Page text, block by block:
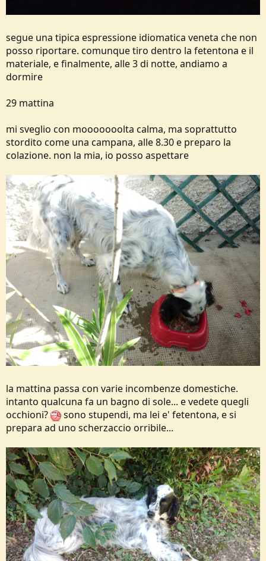
segue una tipica espressione idiomatica veneta che non
posso riportare. comunque tiro dentro la fetentona e il
materiale, e finalmente, alle 3 di notte, andiamo a
dormire
29 mattina
mi sveglio con mooooooolta calma, ma soprattutto
stordito come una campana, alle 8.30 e preparo la
colazione. non la mia, io posso aspettare
la mattina passa con varie incombenze domestiche.
intanto qualcuna fa un bagno di sole... e vedete quegli
occhioni?
sono stupendi, ma lei e' fetentona, e si
prepara ad uno scherzaccio orribile...